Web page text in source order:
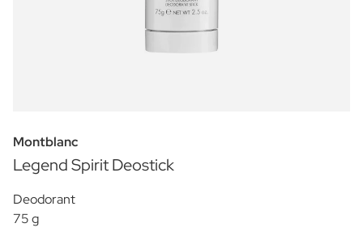
Montblanc
Legend Spirit Deostick
Deodorant
75 g